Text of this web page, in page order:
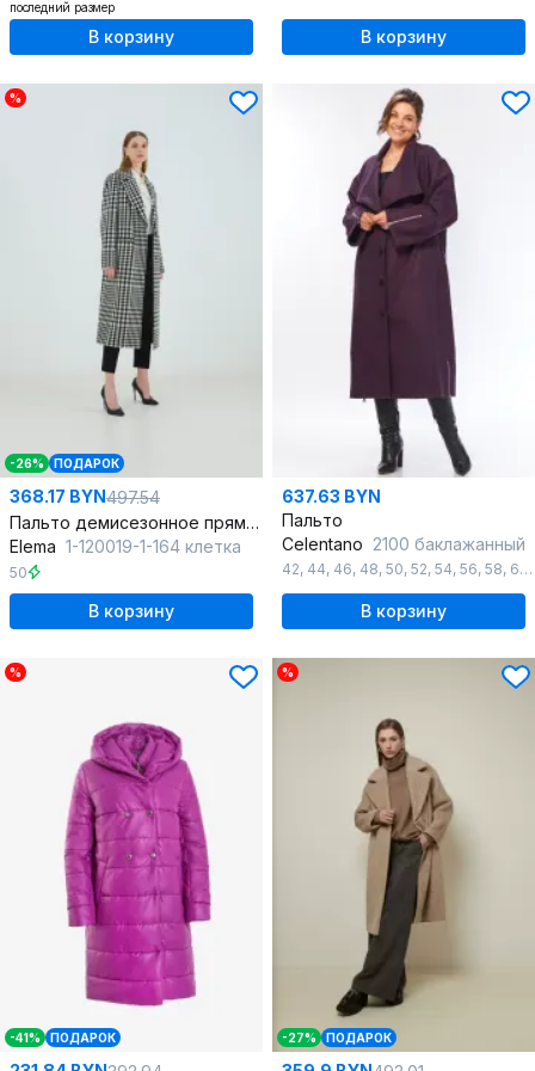
последний размер
В корзину В корзину
%
-26% ПОДАРОК
368.17 BYN497.54
Пальто демисезонное прямое ниже колена на одну пуговицу
Elema 1-120019-1-164 клетка
50
В корзину
637.63 BYN
Пальто
Celentano 2100 баклажанный
42, 44, 46, 48, 50, 52, 54, 56, 58, 60 ,
В корзину
%
-41% ПОДАРОК
%
-27% ПОДАРОК